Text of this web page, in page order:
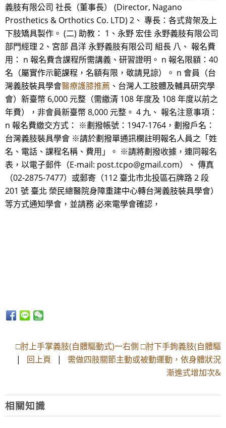
義肢有限公司 社長（董事長） (Director, Nagano
Prosthetics & Orthotics Co. LTD) 2、 專長：各式背架及上
下肢矯具製作。 (二) 助教： 1、永野 宏佳 永野義肢有限公司
部門經理 2、宮部 昌洋 永野義肢有限公司 組長 八、 報名費
用： n 報名費含課程所需講義、研習證明。 n 報名限額：40
名（屬實作示範課程，名額有限，敬請見諒）。 n 會員（台
灣義肢裝具學會醫療護膝推薦 、台灣人工肢體及輔具研究學
會）新臺幣 6,000 元整（需繳清 108 年度及 108 年度以前之
年費），非會員新臺幣 8,000 元整。 4 九、 報名注意事項：
n 報名費繳交方式： ※劃撥帳號：1947-1764，劃撥戶名：
台灣義肢裝具學會 ※請於劃撥單通訊欄註明報名人員之「姓
名、電話、課程名稱、費用」。 ※請將劃撥收據，連同報名
表，以電子郵件（E-mail: post.tcpo@gmail.com）、 傳真
（02-2875-7477）或郵寄（112 臺北市北投區石牌路 2 段
201 號 臺北 榮民總醫院身障重建中心轉台灣義肢裝具學會）
等方式通知學會，並請務 必來電學會確認，
□肘上手掌義肢(自體驅動式)一右側 □肘下手鉤義肢(自體驅
| 回上頁 | 需做四肢關節主動或被動運動，依身體狀況
漸進式增加次&
相關知識